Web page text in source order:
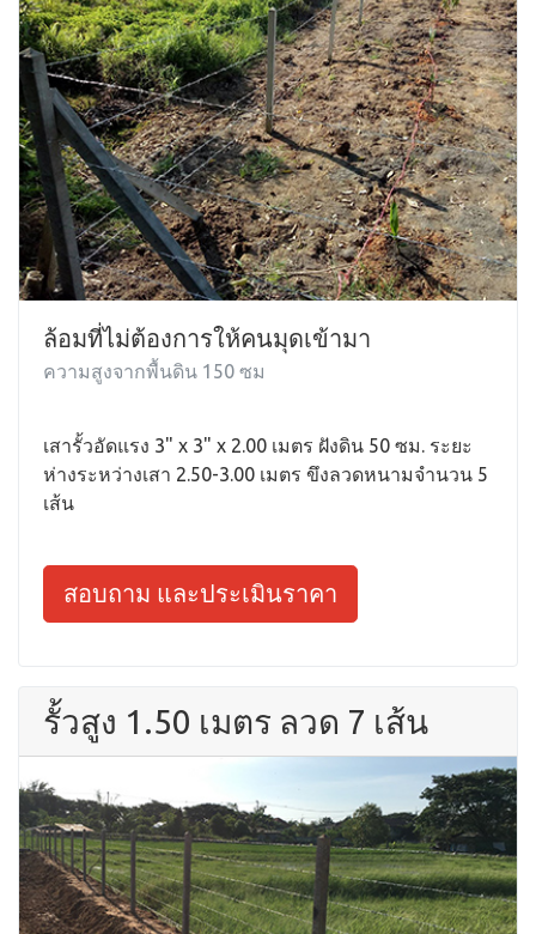
ล้อมที่ไม่ต้องการให้คนมุดเข้ามา
ความสูงจากพื้นดิน 150 ซม
เสารั้วอัดแรง 3" x 3" x 2.00 เมตร ฝังดิน 50 ซม. ระยะ
ห่างระหว่างเสา 2.50-3.00 เมตร ขึงลวดหนามจำนวน 5
เส้น
สอบถาม และประเมินราคา
รั้วสูง 1.50 เมตร ลวด 7 เส้น